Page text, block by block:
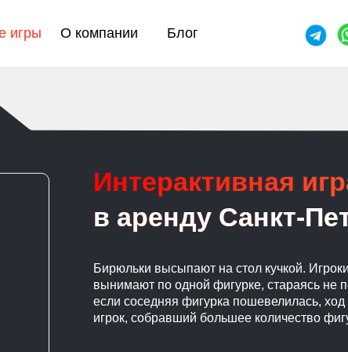
О компании Блог
игры
Интерактивная
в аренду Санкт-
Бирюльки высыпают на стол кучкой.
вынимают по одной фигурке, стараясь не
если соседняя фигурка пошевелилась,
игрок, собравший большее количество